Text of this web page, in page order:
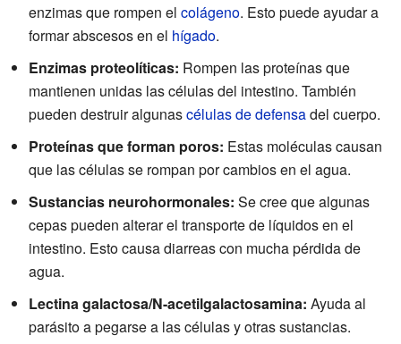
enzimas que rompen el colágeno. Esto puede ayudar a
formar abscesos en el hígado.
Enzimas proteolíticas: Rompen las proteínas que
mantienen unidas las células del intestino. También
pueden destruir algunascélulas de defensadel cuerpo.
Proteínas que forman poros: Estas moléculas causan
que las células se rompan por cambios en el agua.
Sustancias neurohormonales: Se cree que algunas
cepas pueden alterar el transporte de líquidos en el
intestino. Esto causa diarreas con mucha pérdida de
agua.
Lectina galactosa/N-acetilgalactosamina: Ayuda al
parásito a pegarse a las células y otras sustancias.